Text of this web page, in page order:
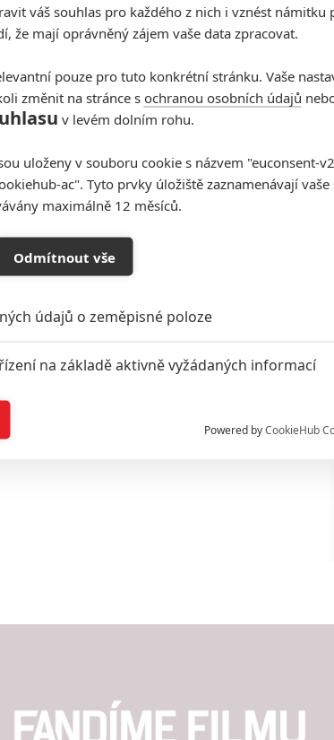
váš souhlas pro každého z nich i vznést námitku
že mají oprávněný zájem vaše data zpracovat.
pouze pro tuto konkrétní stránku. Vaše
změnit na stránce sochranou osobních údajů
v levém dolním rohu.
uloženy v souboru cookie s názvem "euconsent-
ac". Tyto prvky úložiště zaznamenávají vaše
maximálně 12 měsíců.
Odmítnout vše
údajů o zeměpisné poloze
na základě aktivně vyžádaných informací
přístup k informacím v zařízení
reklamy a obsahu
Powered byCookieHub